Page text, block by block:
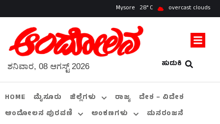
Mysore 28 overcast clouds
ಹುಡುಕಿ
ಶನಿವಾರ, 08 ಆಗಸ್ಟ್ 2026
HOME ಮೈಸೂರು ಜಿಲ್ಲೆಗಳು ರಾಜ್ಯ
ದೇಶ – ವಿದೇಶ
ಆಂದೋಲನ ಪುರವಣಿ
ಅಂಕಣಗಳು
ಮನರಂಜನೆ